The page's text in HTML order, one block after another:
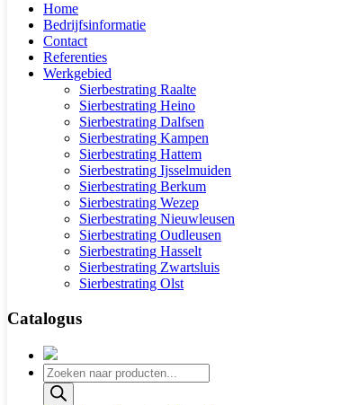
Home
Bedrijfsinformatie
Contact
Referenties
Werkgebied
Sierbestrating Raalte
Sierbestrating Heino
Sierbestrating Dalfsen
Sierbestrating Kampen
Sierbestrating Hattem
Sierbestrating Ijsselmuiden
Sierbestrating Berkum
Sierbestrating Wezep
Sierbestrating Nieuwleusen
Sierbestrating Oudleusen
Sierbestrating Hasselt
Sierbestrating Zwartsluis
Sierbestrating Olst
Catalogus
Producten
zoeken